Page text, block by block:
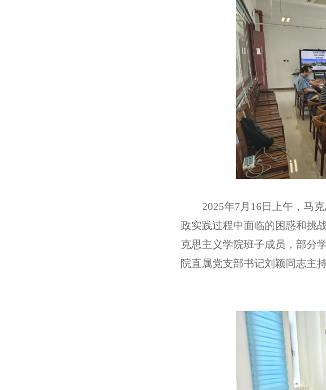
2025年7月16日上午，马
政实践过程中面临的困惑和挑
克思主义学院班子成员，部分
院直属党支部书记刘颖同志主持